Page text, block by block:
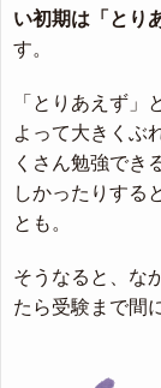
い初期は「とり
す。
「とりあえず」
よって大きくぶ
くさん勉強でき
しかったりする
とも。
そうなると、な
たら受験まで間